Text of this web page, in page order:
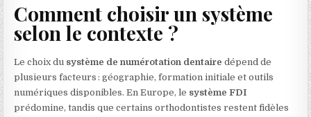
Comment choisir un système
selon le contexte ?
Le choix du système de numérotation dentaire dépend de
plusieurs facteurs : géographie, formation initiale et outils
numériques disponibles. En Europe, le système FDI
prédomine, tandis que certains orthodontistes restent fidèles